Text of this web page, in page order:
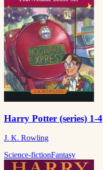
Harry Potter (series) 1-4
J. K. Rowling
Science-fictionFantasy